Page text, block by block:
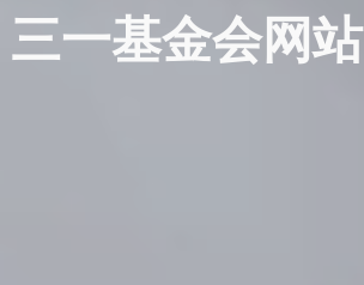
三一基金会网站